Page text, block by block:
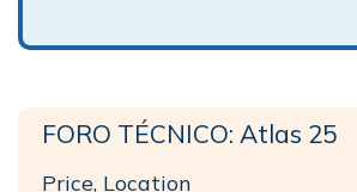
FORO TÉCNICO: Atlas 25
Price, Location